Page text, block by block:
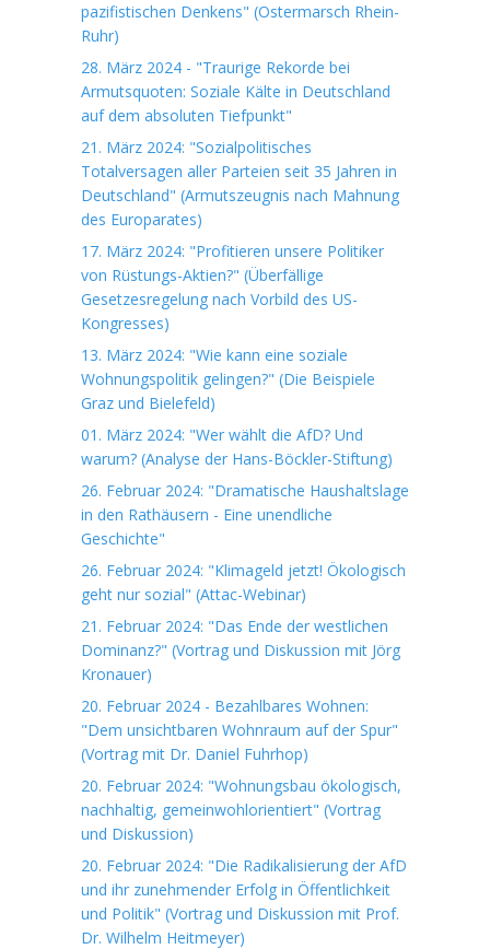
pazifistischen Denkens" (Ostermarsch Rhein-
Ruhr)
28. März 2024 - "Traurige Rekorde bei
Armutsquoten: Soziale Kälte in Deutschland
auf dem absoluten Tiefpunkt"
21. März 2024: "Sozialpolitisches
Totalversagen aller Parteien seit 35 Jahren in
Deutschland" (Armutszeugnis nach Mahnung
des Europarates)
17. März 2024: "Profitieren unsere Politiker
von Rüstungs-Aktien?" (Überfällige
Gesetzesregelung nach Vorbild des US-
Kongresses)
13. März 2024: "Wie kann eine soziale
Wohnungspolitik gelingen?" (Die Beispiele
Graz und Bielefeld)
01. März 2024: "Wer wählt die AfD? Und
warum? (Analyse der Hans-Böckler-Stiftung)
26. Februar 2024: "Dramatische Haushaltslage
in den Rathäusern - Eine unendliche
Geschichte"
26. Februar 2024: "Klimageld jetzt! Ökologisch
geht nur sozial" (Attac-Webinar)
21. Februar 2024: "Das Ende der westlichen
Dominanz?" (Vortrag und Diskussion mit Jörg
Kronauer)
20. Februar 2024 - Bezahlbares Wohnen:
"Dem unsichtbaren Wohnraum auf der Spur"
(Vortrag mit Dr. Daniel Fuhrhop)
20. Februar 2024: "Wohnungsbau ökologisch,
nachhaltig, gemeinwohlorientiert" (Vortrag
und Diskussion)
20. Februar 2024: "Die Radikalisierung der AfD
und ihr zunehmender Erfolg in Öffentlichkeit
und Politik" (Vortrag und Diskussion mit Prof.
Dr. Wilhelm Heitmeyer)